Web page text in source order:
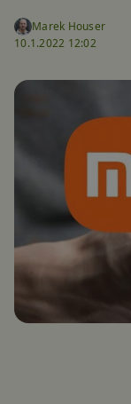
Marek Houser
10.1.2022 12:02